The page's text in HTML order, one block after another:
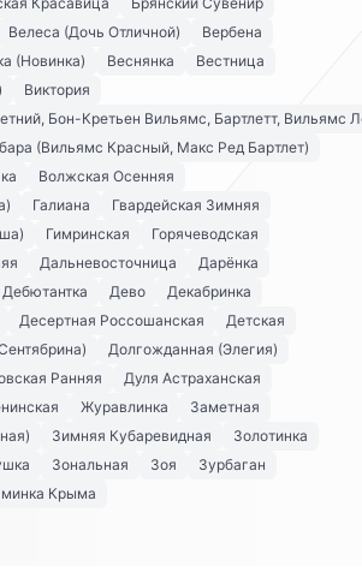
Велеса (Дочь Отличной)
Вербена
(Новинка) Веснянка
Вестница
Виктория
Бон-Кретьен Вильямс, Бартлетт, Вильямс
(Вильямс Красный, Макс Ред Бартлет)
Волжская Осенняя
Галиана
Гвардейская Зимняя
Гимринская
Горячеводская
Дальневосточница
Дарёнка
Дебютантка Дево
Декабринка
Десертная Россошанская
Детская
Долгожданная (Элегия)
Ранняя
Дуля Астраханская
Журавлинка
Заметная
Зимняя Кубаревидная
Золотинка
Зональная Зоя
Зурбаган
Крыма